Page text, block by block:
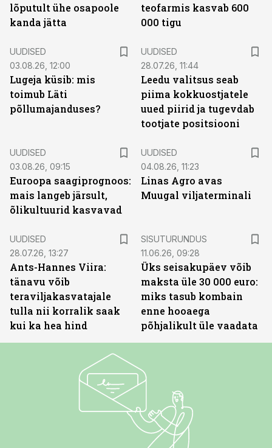
lõputult ühe osapoole
kanda jätta
teofarmis kasvab 600
000 tigu
UUDISED
03.08.26, 12:00
Lugeja küsib: mis
toimub Läti
põllumajanduses?
UUDISED
28.07.26, 11:44
Leedu valitsus seab
piima kokkuostjatele
uued piirid ja tugevdab
tootjate positsiooni
UUDISED
03.08.26, 09:15
Euroopa saagiprognoos:
mais langeb järsult,
õlikultuurid kasvavad
UUDISED
04.08.26, 11:23
Linas Agro avas
Muugal viljaterminali
UUDISED
28.07.26, 13:27
Ants-Hannes Viira:
tänavu võib
teraviljakasvatajale
tulla nii korralik saak
kui ka hea hind
SISUTURUNDUS
11.06.26, 09:28
Üks seisakupäev võib
maksta üle 30 000 euro:
miks tasub kombain
enne hooaega
põhjalikult üle vaadata